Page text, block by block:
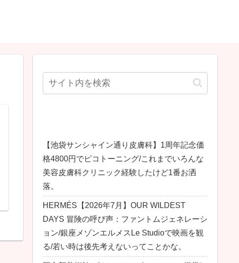
【池袋サンシャイン通り皮膚科】1周年記念価
格4800円でピコトーニング/これまでいろんな
美容皮膚科クリニック経験したけど1番お洒
落。
HERMÉS【2026年7月】OUR WILDEST
DAYS 冒険の呼び声：ファントムジェネレーシ
ョン/銀座メゾンエルメスLe Studioで映画を観
る/若い時は後先考えないってことかな。